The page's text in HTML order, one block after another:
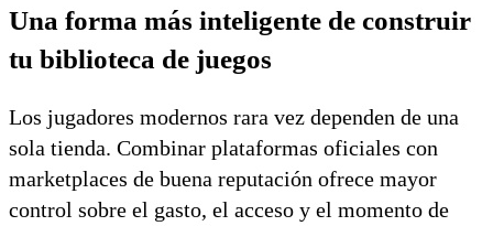
Una forma más inteligente de construir
tu biblioteca de juegos
Los jugadores modernos rara vez dependen de una
sola tienda. Combinar plataformas oficiales con
marketplaces de buena reputación ofrece mayor
control sobre el gasto, el acceso y el momento de